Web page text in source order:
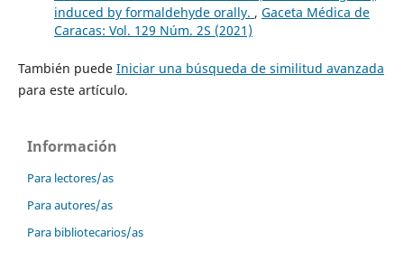
induced by formaldehyde orally. , Gaceta Médica de
Caracas: Vol. 129 Núm. 2S (2021)
También puede Iniciar una búsqueda de similitud avanzada
para este artículo.
Información
Para lectores/as
Para autores/as
Para bibliotecarios/as